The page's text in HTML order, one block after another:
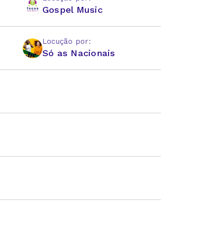
Gospel Music
Locução por:
Só as Nacionais